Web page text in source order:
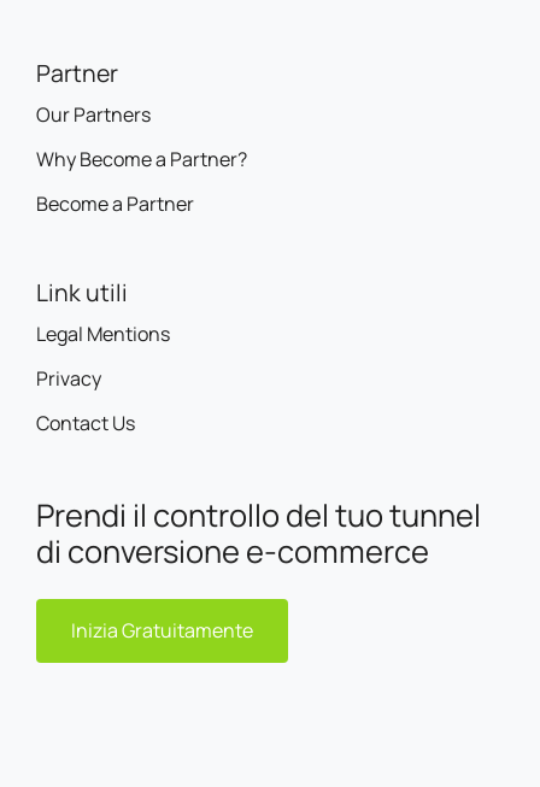
Partner
Our Partners
Why Become a Partner?
Become a Partner
Link utili
Legal Mentions
Privacy
Contact Us
Prendi il controllo del tuo tunnel
di conversione e-commerce
Inizia Gratuitamente